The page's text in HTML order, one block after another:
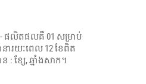
- ផលិតផលគឺ 01 សម្រាប់
ារយៈពេល 12 ខែពិត
: ខ្សែ, ឆ្នាំងសាក។